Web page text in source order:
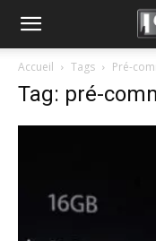
Accueil Tags Pré-
Tag: pré-